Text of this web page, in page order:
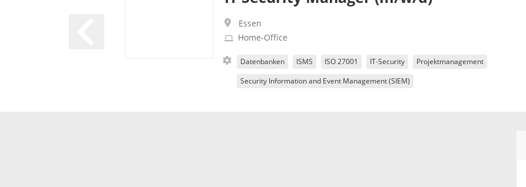
Essen
Home-Office
Datenbanken ISMS ISO 27001 IT-Security Projektmanagement
Security Information and Event Management (SIEM)